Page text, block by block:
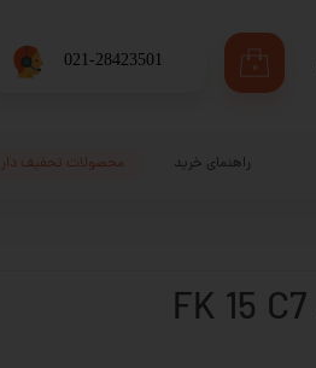
​021-28423501 ۰
محصولات تحفیف دار راهنمای خرید